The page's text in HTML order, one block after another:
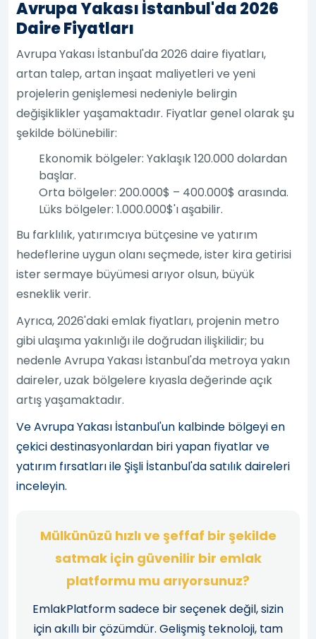
Avrupa Yakası İstanbul'da 2026
Daire Fiyatları
Avrupa Yakası İstanbul'da 2026 daire fiyatları,
artan talep, artan inşaat maliyetleri ve yeni
projelerin genişlemesi nedeniyle belirgin
değişiklikler yaşamaktadır. Fiyatlar genel olarak şu
şekilde bölünebilir:
Ekonomik bölgeler: Yaklaşık 120.000 dolardan
başlar.
Orta bölgeler: 200.000$ – 400.000$ arasında.
Lüks bölgeler: 1.000.000$'ı aşabilir.
Bu farklılık, yatırımcıya bütçesine ve yatırım
hedeflerine uygun olanı seçmede, ister kira getirisi
ister sermaye büyümesi arıyor olsun, büyük
esneklik verir.
Ayrıca, 2026'daki emlak fiyatları, projenin metro
gibi ulaşıma yakınlığı ile doğrudan ilişkilidir; bu
nedenle Avrupa Yakası İstanbul'da metroya yakın
daireler, uzak bölgelere kıyasla değerinde açık
artış yaşamaktadır.
Ve Avrupa Yakası İstanbul'un kalbinde bölgeyi en
çekici destinasyonlardan biri yapan fiyatlar ve
yatırım fırsatları ile Şişli İstanbul'da satılık daireleri
inceleyin.
Mülkünüzü hızlı ve şeffaf bir şekilde
satmak için güvenilir bir emlak
platformu mu arıyorsunuz?
EmlakPlatform sadece bir seçenek değil, sizin
için akıllı bir çözümdür. Gelişmiş teknoloji, tam